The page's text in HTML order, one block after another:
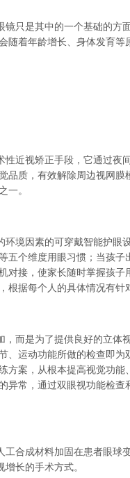
只是其中的一个基础的方
随着年龄增长、身体发育
近视矫正手段，它通过夜
品质，有效解除周边视网
一。
境因素的可穿戴智能护眼
五个维度用眼习惯；当孩
对接，使家长随时掌握孩
据每个人的具体情况有针
，而是为了提供良好的立体
、运动功能所做的检查即为
方案，从根本提高视觉功
异常，通过双眼视功能检
合成材料加固在患者眼球
长的手术方式。